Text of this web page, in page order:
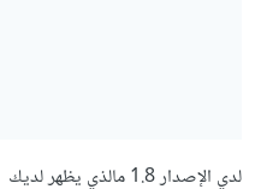
لدي الإصدار 1.8 مالذي يظهر لديك